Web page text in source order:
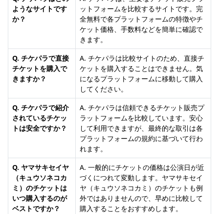
ようなサイトです
か？
ットフォームを比較するサイトです。完
全無料で各プラットフォームの特徴やチ
ケット価格、手数料などを簡単に確認で
きます。
Q. チケパラで直接
チケットを購入で
きますか？
A. チケパラは比較サイトのため、直接チ
ケットを購入することはできません。気
になるプラットフォームに移動して購入
してください。
Q. チケパラで紹介
されているチケッ
トは安全ですか？
A. チケパラは信頼できるチケット販売プ
ラットフォームを比較しています。安心
して利用できますが、最終的な取引は各
プラットフォームの規約に基づいて行わ
れます。
Q. ヤマサキセイヤ
（キュウソネコカ
ミ）のチケットは
いつ購入するのが
ベストですか？
A. 一般的にチケットの価格は公演日が近
づくにつれて変動します。ヤマサキセイ
ヤ（キュウソネコカミ）のチケットも例
外ではありませんので、早めに比較して
購入することをおすすめします。